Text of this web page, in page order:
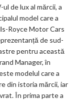
de lux al mărcii, a
model care a
Royce Motor Cars
de sud-
pentru această
Manager, în
modelul care a
din istoria mărcii, iar
În prima parte a